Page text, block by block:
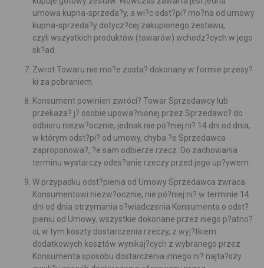
umowa kupna-sprzeda?y, a wi?c odst?pi? mo?na od umowy
kupna-sprzeda?y dotycz?cej zakupionego zestawu,
czyli wszystkich produktów (towarów) wchodz?cych w jego
sk?ad.
Zwrot Towaru nie mo?e zosta? dokonany w formie przesy?
ki za pobraniem.
Konsument powinien zwróci? Towar Sprzedawcy lub
przekaza? j? osobie upowa?nionej przez Sprzedawc? do
odbioru niezw?ocznie, jednak nie pó?niej ni? 14 dni od dnia,
w którym odst?pi? od umowy, chyba ?e Sprzedawca
zaproponowa?, ?e sam odbierze rzecz. Do zachowania
terminu wystarczy odes?anie rzeczy przed jego up?ywem.
W przypadku odst?pienia od Umowy Sprzedawca zwraca
Konsumentowi niezw?ocznie, nie pó?niej ni? w terminie 14
dni od dnia otrzymania o?wiadczenia Konsumenta o odst?
pieniu od Umowy, wszystkie dokonane przez niego p?atno?
ci, w tym koszty dostarczenia rzeczy, z wyj?tkiem
dodatkowych kosztów wynikaj?cych z wybranego przez
Konsumenta sposobu dostarczenia innego ni? najta?szy